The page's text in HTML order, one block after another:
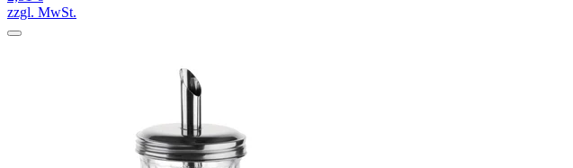
zzgl. MwSt.